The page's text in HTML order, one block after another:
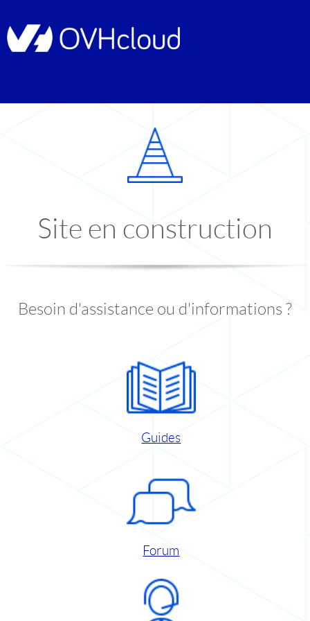
Site en construction
Besoin d'assistance ou d'informations ?
Guides
Forum